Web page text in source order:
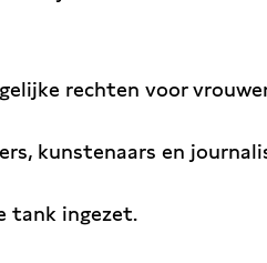
rechten voor
kunstenaars en
tank ingezet.